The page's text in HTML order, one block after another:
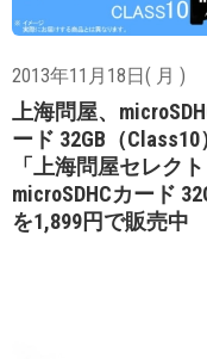
2013年11月18日( 月 )
上海問屋、
ード 32GB（Class10
「上海問屋セレクト
microSDHCカード
を1,899円で販売中